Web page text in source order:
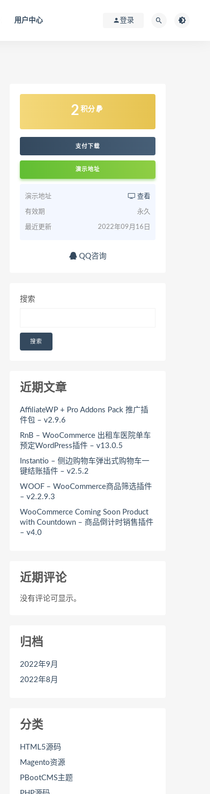
用户中心 登录
2 积分
支付下载
演示地址
演示地址 查看
有效期 永久
最近更新 2022年09月16日
QQ咨询
搜索
搜索
近期文章
AffiliateWP + Pro Addons Pack 推广插
件包 – v2.9.6
RnB – WooCommerce 出租车医院单车
预定WordPress插件 – v13.0.5
Instantio – 侧边购物车弹出式购物车一
键结账插件 – v2.5.2
WOOF – WooCommerce商品筛选插件
– v2.2.9.3
WooCommerce Coming Soon Product
with Countdown – 商品倒计时销售插件
– v4.0
近期评论
没有评论可显示。
归档
2022年9月
2022年8月
分类
HTML5源码
Magento资源
PBootCMS主题